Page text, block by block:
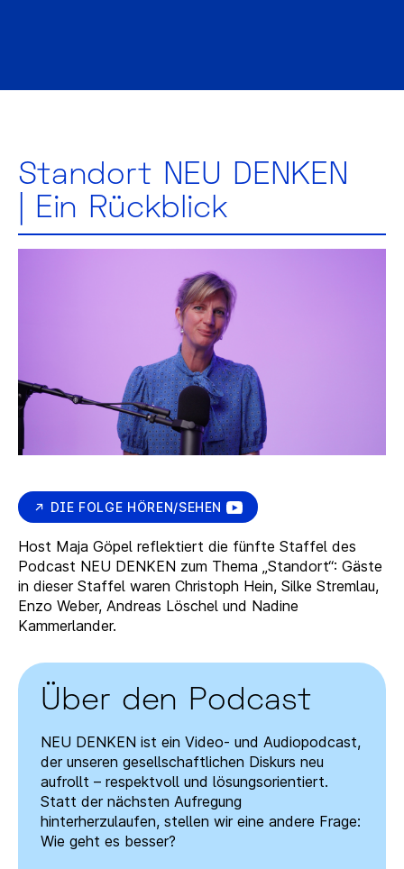
Standort NEU DENKEN
| Ein Rückblick
Über den Podcast
NEU DENKEN ist ein Video- und Audiopodcast,
der unseren gesellschaftlichen Diskurs neu
aufrollt – respektvoll und lösungsorientiert.
Statt der nächsten Aufregung
hinterherzulaufen, stellen wir eine andere Frage:
Wie geht es besser?
DIE FOLGE HÖREN/SEHEN
Host Maja Göpel reflektiert die fünfte Staffel des
Podcast NEU DENKEN zum Thema „Standort“: Gäste
in dieser Staffel waren Christoph Hein, Silke Stremlau,
Enzo Weber, Andreas Löschel und Nadine
Kammerlander.